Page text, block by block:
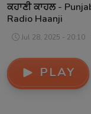
ਕਹਾਣੀ ਕਾਹਲ -
Radio Haanji
Jul 28, 2025 - 20:10
PLAY